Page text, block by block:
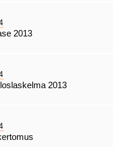
2013
2013